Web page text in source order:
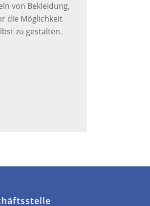
von Bekleidung,
die Möglichkeit
zu gestalten.